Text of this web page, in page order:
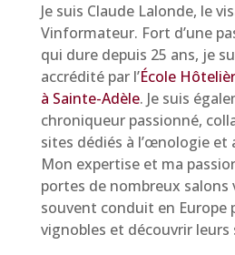
Je suis Claude Lalonde, le
Vinformateur. Fort d’une
qui dure depuis 25 ans, je
accrédité par l’École
à Sainte-Adèle. Je suis
chroniqueur passionné,
sites dédiés à l’œnologie et
Mon expertise et ma
portes de nombreux salons
souvent conduit en Europe
vignobles et découvrir leurs